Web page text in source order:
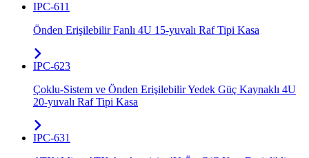
IPC-611
Önden Erişilebilir Fanlı 4U 15-yuvalı Raf Tipi Kasa
IPC-623
Çoklu-Sistem ve Önden Erişilebilir Yedek Güç Kaynaklı 4U
20-yuvalı Raf Tipi Kasa
IPC-631